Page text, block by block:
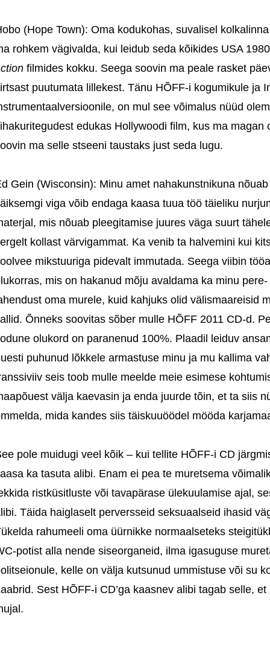
(Hope Town): Oma kodukohas, suvalisel
rohkem vägivalda, kui leidub seda kõikides USA
filmides kokku. Seega soovin ma peale rasket
puutumata lillekest. Tänu HÕFF-i kogumikule ja
on mul see võimalus nüüd
edukas Hollywoodi film, kus ma magan
ma selle stseeni taustaks just seda lugu.
Gein (Wisconsin): Minu amet nahakunstnikuna
viga võib endaga kaasa tuua töö täieliku
mis nõuab pleegitamise juures väga suurt
kollast värvigammat. Ka venib ta halvemini kui
mikstuuriga pidevalt immutada. Seega viibin
mis on hakanud mõju avaldama ka minu
oma murele, kuid kahjuks olid välismaareisid
Õnneks soovitas sõber mulle HÕFF 2011 CD-d.
olukord on paranenud 100%. Plaadil leiduv
puhunud lõkkele armastuse minu ja mu kallima
seis toob mulle meelde meie esimese
välja kaevasin ja enda juurde tõin, et ta siis
mida kandes siis täiskuuöödel mööda
pole muidugi veel kõik – kui tellite HÕFF-i CD
ka tasuta alibi. Enam ei pea te muretsema
ristküsitluste või tavapärase ülekuulamise ajal,
Täida haiglaselt perversseid seksuaalseid ihasid
rahumeeli oma üürnikke normaalseteks
potist alla nende siseorganeid, ilma igasuguse
kelle on välja kutsunud ummistuse või su
Sest HÕFF-i CD’ga kaasnev alibi tagab selle,